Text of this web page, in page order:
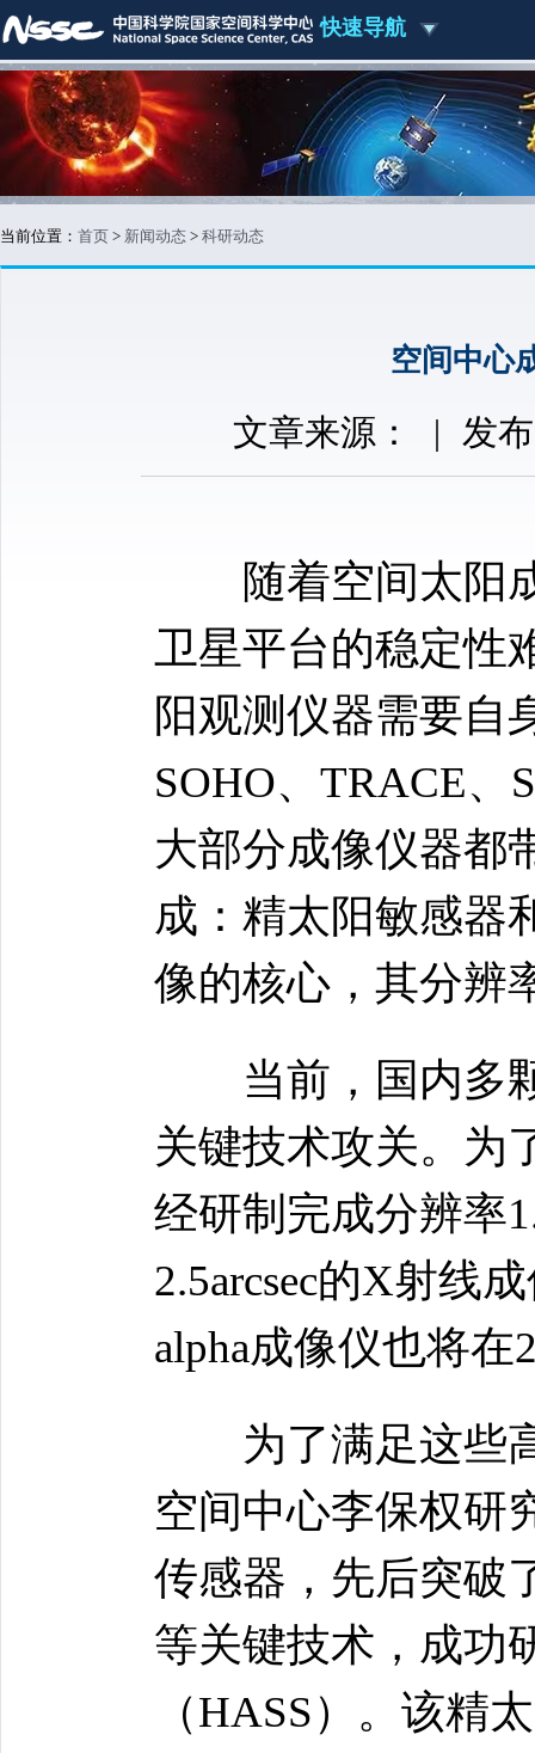
快速导航
当前位置： 首页 > 新闻动态 > 科研动态
空间中心
文章来源： | 发
随着空间太阳
卫星平台的稳定性
阳观测仪器需要自
SOHO、TRACE、
大部分成像仪器都
成：精太阳敏感器
像的核心，其分辨
当前，国内多颗
关键技术攻关。为
经研制完成分辨率
2.5arcsec的X射线
alpha成像仪也将
为了满足这些高
空间中心李保权研
传感器，先后突破
等关键技术，成功
（HASS）。该精